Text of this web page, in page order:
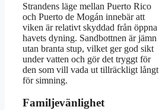
Strandens läge mellan Puerto Rico
och Puerto de Mogán innebär att
viken är relativt skyddad från öppna
havets dyning. Sandbottnen är jämn
utan branta stup, vilket ger god sikt
under vatten och gör det tryggt för
den som vill vada ut tillräckligt långt
för simning.
Familjevänlighet